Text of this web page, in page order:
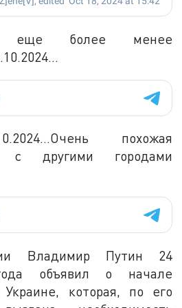
еще более менее
похожая
с другими городами
Владимир Путин 24
объявил о начале
которая, по его